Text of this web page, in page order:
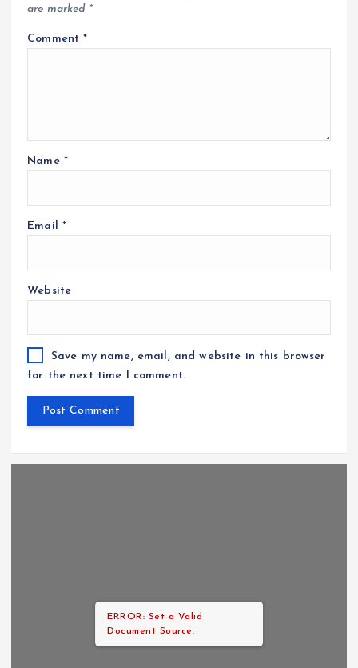
are marked *
Comment*
Name *
Email *
Website
Save my name, email, and website in this browser
for the next time I comment.
ERROR: Set a Valid
Document Source.